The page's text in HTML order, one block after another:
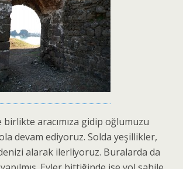
birlikte aracımıza gidip oğlumuzu
devam ediyoruz. Solda yeşillikler,
alarak ilerliyoruz. Buralarda da